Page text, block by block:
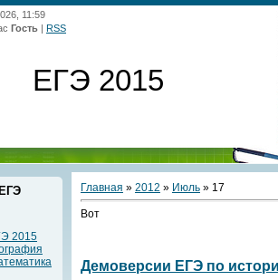
11:59
Гость | RSS
ЕГЭ 2015
2015
Главная » 2012 » Июль » 17
Вот
Демоверсии ЕГЭ по